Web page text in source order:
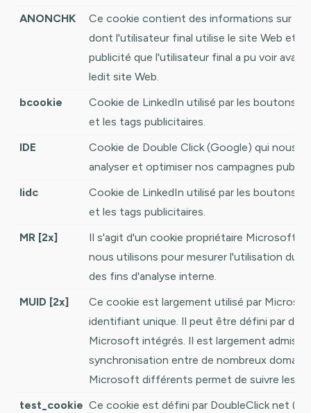
ANONCHK
Ce cookie contient des informations sur la
dont l'utilisateur final utilise le site Web et
publicité que l'utilisateur final a pu voir avant
ledit site Web.
bcookie
Cookie de LinkedIn utilisé par les boutons
et les tags publicitaires.
IDE
Cookie de Double Click (Google) qui nous
analyser et optimiser nos campagnes
lidc
Cookie de LinkedIn utilisé par les boutons
et les tags publicitaires.
MR [2x]
Il s'agit d'un cookie propriétaire Microsoft
nous utilisons pour mesurer l'utilisation du
des fins d'analyse interne.
MUID [2x]
Ce cookie est largement utilisé par
identifiant unique. Il peut être défini par des
Microsoft intégrés. Il est largement admis
synchronisation entre de nombreux
Microsoft différents permet de suivre les
test_cookie Ce cookie est défini par DoubleClick net